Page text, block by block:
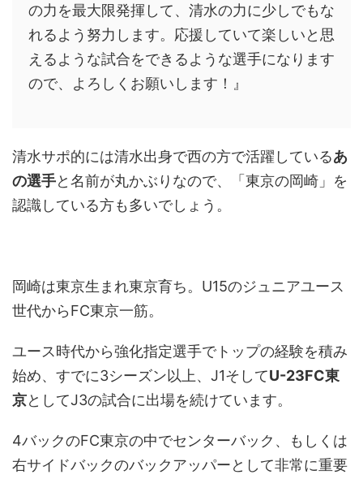
の力を最大限発揮して、清水の力に少しでもな
れるよう努力します。応援していて楽しいと思
えるような試合をできるような選手になります
ので、よろしくお願いします！』
清水サポ的には清水出身で西の方で活躍しているあ
の選手と名前が丸かぶりなので、「東京の岡崎」を
認識している方も多いでしょう。
岡崎は東京生まれ東京育ち。U15のジュニアユース
世代からFC東京一筋。
ユース時代から強化指定選手でトップの経験を積み
始め、すでに3シーズン以上、J1そしてU-23FC東
京としてJ3の試合に出場を続けています。
4バックのFC東京の中でセンターバック、もしくは
右サイドバックのバックアッパーとして非常に重要